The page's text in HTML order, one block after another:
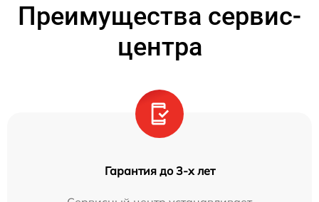
Преимущества сервис-
центра
Гарантия до 3-х лет